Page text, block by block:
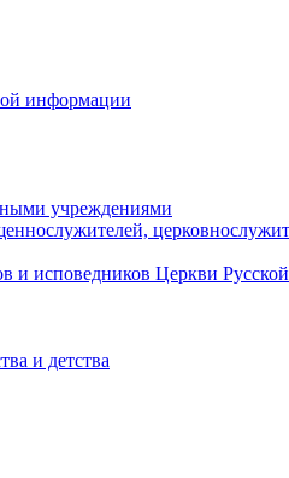
информации
учреждениями
и исповедников Церкви Русской
и детства